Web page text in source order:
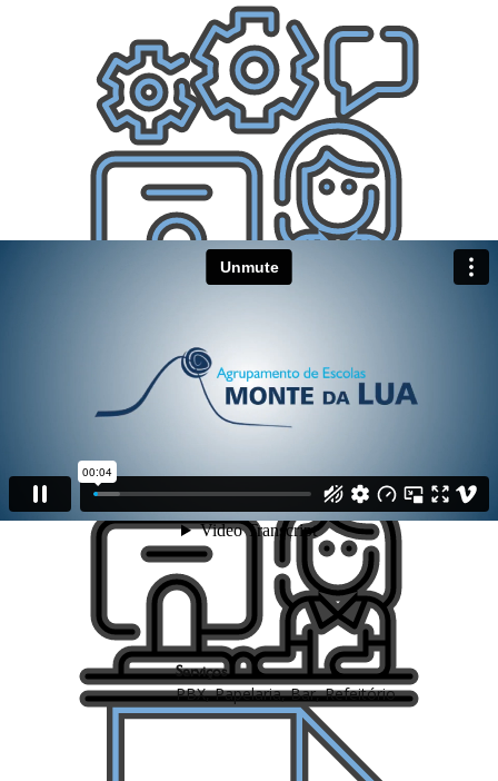
Serviços
PBX, Papelaria, Bar, Refeitório